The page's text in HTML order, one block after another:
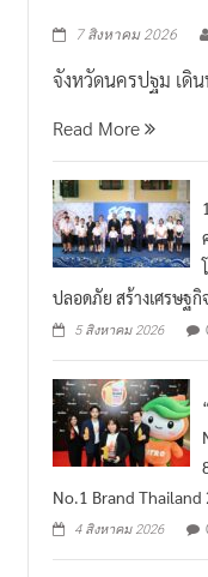
7 สิงหาคม 2026
จังหวัดนครปฐม เดิ
Read More
ปลอดภัย สร้างเศรษฐกิ
5 สิงหาคม 2026
No.1 Brand
4 สิงหาคม 2026